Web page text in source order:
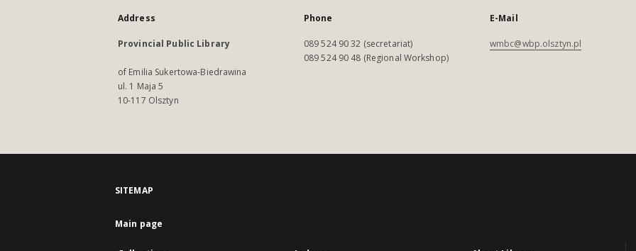
Address
Provincial Public Library
of Emilia Sukertowa-Biedrawina
ul. 1 Maja 5
10-117 Olsztyn
Phone
089 524 90 32 (secretariat)
089 524 90 48 (Regional Workshop)
E-Mail
wmbc@wbp.olsztyn.pl
SITEMAP
Main page